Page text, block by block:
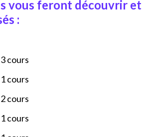
vous feront découvrir et
:
3 cours
1 cours
2 cours
1 cours